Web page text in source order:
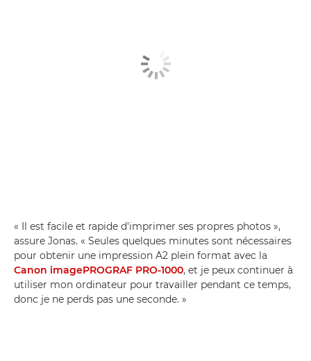
« Il est facile et rapide d'imprimer ses propres photos »,
assure Jonas. « Seules quelques minutes sont nécessaires
pour obtenir une impression A2 plein format avec la
Canon imagePROGRAF PRO-1000, et je peux continuer à
utiliser mon ordinateur pour travailler pendant ce temps,
donc je ne perds pas une seconde. »